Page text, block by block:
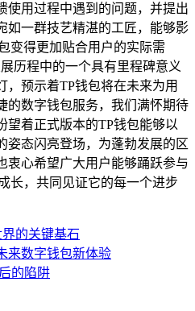
使用过程中遇到的问题，并提出
如一群技艺精湛的工匠，能够影
变得更加贴合用户的实际需
历程中的一个具有里程碑意义
，预示着TP钱包将在未来为用
的数字钱包服务，我们满怀期待
望着正式版本的TP钱包能够以
姿态闪亮登场，为蓬勃发展的区
衷心希望广大用户能够踊跃参与
长，共同见证它的每一个进步
的关键基石
来数字钱包新体验
的陷阱